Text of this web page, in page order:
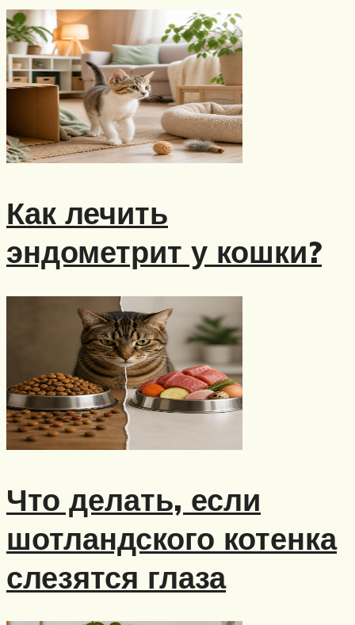
Как лечить
эндометрит у кошки?
Что делать, если
шотландского котенка
слезятся глаза